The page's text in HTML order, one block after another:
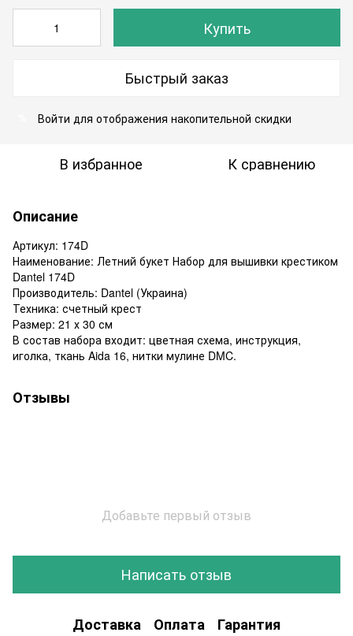
Купить
Быстрый заказ
Войти для отображения накопительной скидки
В избранное К сравнению
Описание
Артикул: 174D
Наименование: Летний букет Набор для вышивки крестиком
Dantel 174D
Производитель: Dantel (Украина)
Техника: счетный крест
Размер: 21 х 30 см
В состав набора входит: цветная схема, инструкция,
иголка, ткань Aida 16, нитки мулине DMC.
Отзывы
Добавьте первый отзыв
Написать отзыв
Доставка Оплата Гарантия